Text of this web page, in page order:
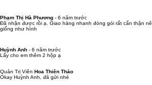
Phạm Thị Hà Phương - 6 năm trước
Đã nhận được rồi ạ. Giao hàng nhanh đóng gói rất cẩn thận
giống như hình
Huỳnh Anh - 6 năm trước
Lấy cho em thêm 2 hộp ạ
Quản Trị Viên Hoa Thiên Thảo
Okay Huỳnh Anh, đã gửi nhé